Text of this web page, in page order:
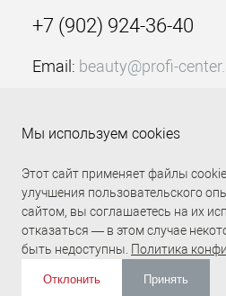
+7 (902) 924-36-40
Email: beauty@profi-
Прямая связь Profi Center
Мы используем cookies
Этот сайт применяет файлы
улучшения пользовательского
сайтом, вы соглашаетесь на их
отказаться — в этом случае
быть недоступны. Политика
Отклонить Принять